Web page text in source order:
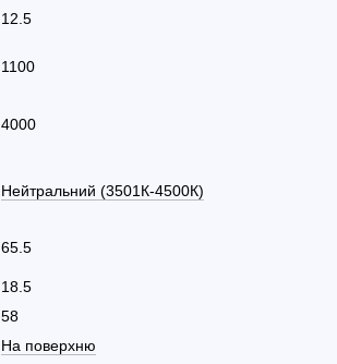
12.5
1100
4000
Нейтральний (3501К-4500К)
65.5
18.5
58
На поверхню